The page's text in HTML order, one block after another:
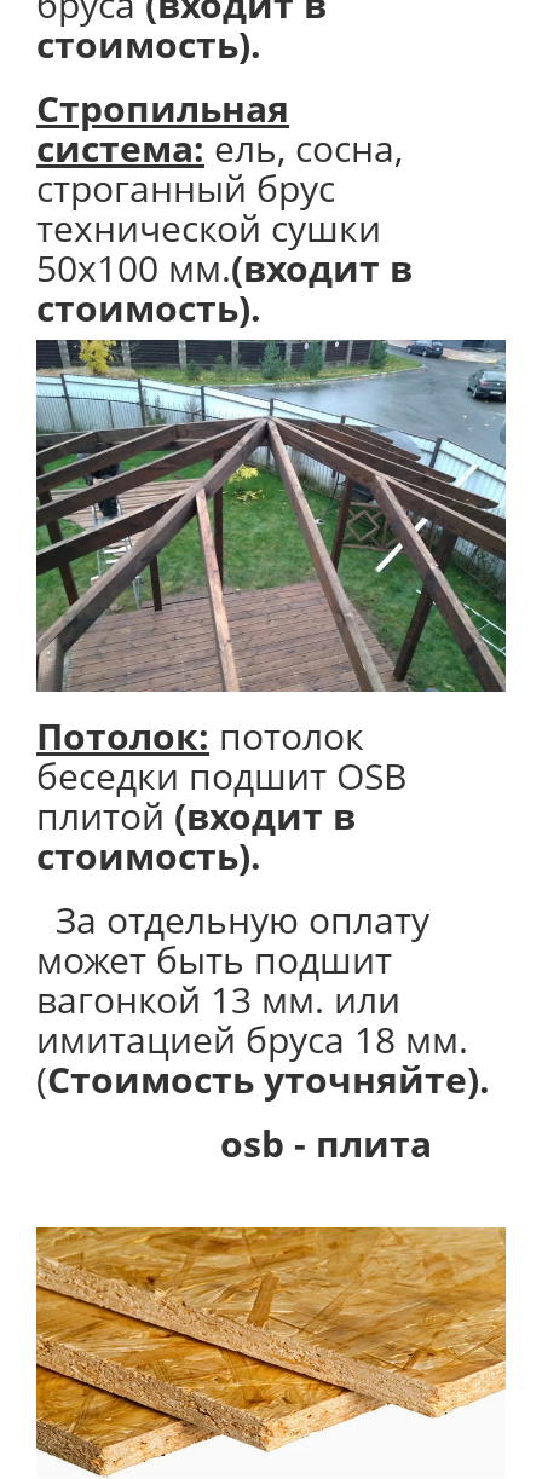
стоимость).
Стропильная
система: ель, сосна,
строганный брус
технической сушки
50х100 мм.(входит в
стоимость).
Потолок: потолок
беседки подшит OSB
плитой (входит в
стоимость).
За отдельную оплату
может быть подшит
вагонкой 13 мм. или
имитацией бруса 18 мм.
(Стоимость уточняйте).
osb - плита